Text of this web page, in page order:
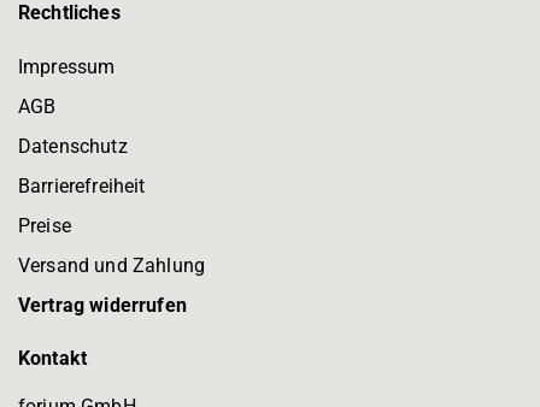
Rechtliches
Impressum
AGB
Datenschutz
Barrierefreiheit
Preise
Versand und Zahlung
Vertrag widerrufen
Kontakt